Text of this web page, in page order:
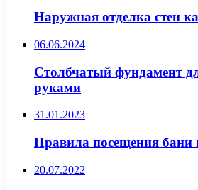
Наружная отделка стен
06.06.2024
Столбчатый фундамент
руками
31.01.2023
Правила посещения бани
20.07.2022